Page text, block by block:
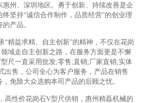
惠州、深圳地区。勇于创新、持续改善是企
坚持“诚信合作制作，品质经营”的创业理
产品。
“精益求精、自主创新”的精神，不仅在花岗
域走自主创新之路，在服务方面更是不懈
尺一直采用批发;零售;直销;厂家直销;实体
出售，公司全心为客户服务，产品在销售
免除大众选购本司产品的后顾之忧。
高性价花岗石V型尺供销，惠州精磊机械的